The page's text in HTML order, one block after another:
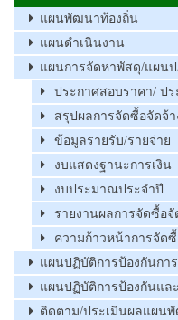
แผนพัฒนาท้องถิ่น
แผนดำเนินงาน
แผนการจัดหาพัสดุ/แผน
ประกาศสอบราคา/ ปร
สรุปผลการจัดซื้อจัดจ้า
ข้อมูลรายรับ/รายจ่าย
งบแสดงฐานะการเงิน
งบประมาณประจำปี
รายงานผลการจัดซื้อ
ความก้าวหน้าการจัด
แผนปฏิบัติการป้องกันกา
แผนปฏิบัติการป้องกันแล
ติดตาม/ประเมินผลแผน